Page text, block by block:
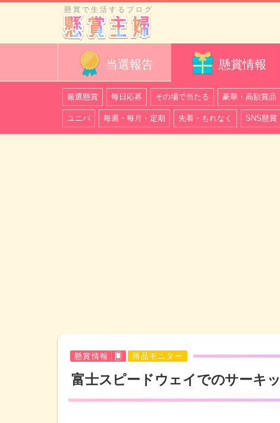
懸賞で生活するブログ
当選報告 懸賞情報
厳選懸賞 毎日応募 その場で当たる 豪華・高額賞品
ユニバ 毎週・毎月・定期 先着・もれなく SNS懸賞
懸賞情報 商品モニター
富士スピードウェイでのサーキ